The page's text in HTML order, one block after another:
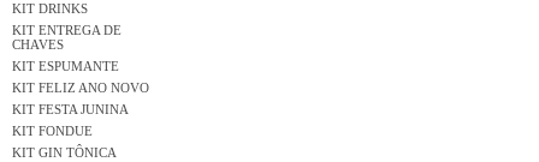
KIT DRINKS
KIT ENTREGA DE
CHAVES
KIT ESPUMANTE
KIT FELIZ ANO NOVO
KIT FESTA JUNINA
KIT FONDUE
KIT GIN TÔNICA